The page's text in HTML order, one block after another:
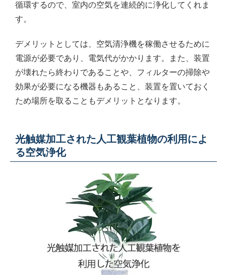
循環するので、室内の空気を連続的に浄化してくれま
す。
デメリットとしては、空気清浄機を稼働させるために
電源が必要であり、電気代がかかります。また、装置
が壊れたら終わりであることや、フィルターの掃除や
効果が必要になる機器もあること、装置を置いておく
ため場所を取ることもデメリットとなります。
光触媒加工された人工観葉植物の利用によ
る空気浄化